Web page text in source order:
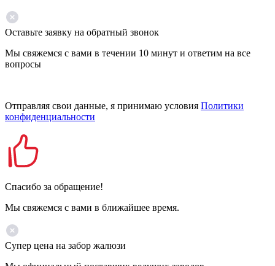
Оставьте заявку на обратный звонок
Мы свяжемся с вами в течении 10 минут и ответим на все
вопросы
Отправляя свои данные, я принимаю условия Политики
конфиденциальности
Спасибо за обращение!
Мы свяжемся с вами в ближайшее время.
Супер цена на забор жалюзи